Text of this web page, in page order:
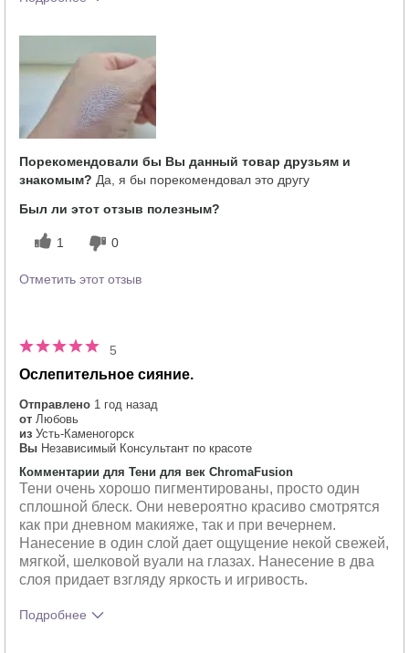
Как отличается опыт использования
этого продукта от декоративной
косметики других брендов?
Порекомендовали бы Вы данный товар друзьям и
знакомым? Да, я бы порекомендовал это другу
Был ли этот отзыв полезным?
1 0
Отметить этот отзыв
5
Ослепительное сияние.
Отправлено 1 год назад
от Любовь
из Усть-Каменогорск
Вы Независимый Консультант по красоте
Комментарии для Тени для век ChromaFusion
Тени очень хорошо пигментированы, просто один
сплошной блеск. Они невероятно красиво смотрятся
как при дневном макияже, так и при вечернем.
Нанесение в один слой дает ощущение некой свежей,
мягкой, шелковой вуали на глазах. Нанесение в два
слоя придает взгляду яркость и игривость.
Подробнее